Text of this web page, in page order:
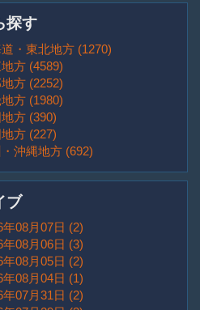
探す
・東北地方 (1270)
方 (4589)
方 (2252)
方 (1980)
方 (390)
方 (227)
沖縄地方 (692)
ブ
年08月07日 (2)
年08月06日 (3)
年08月05日 (2)
年08月04日 (1)
年07月31日 (2)